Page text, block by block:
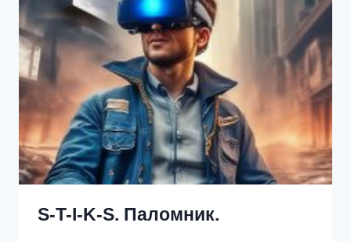
S-T-I-K-S. Паломник.